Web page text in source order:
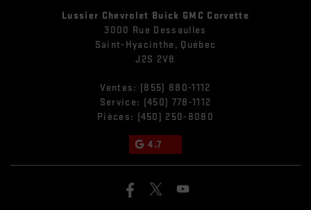
Lussier Chevrolet Buick GMC Corvette
3000 Rue Dessaulles
Saint-Hyacinthe , Québec
J2S 2V8
Ventes: (855) 880-1112
Service: (450) 778-1112
Pièces: (450) 250-8080
4.7